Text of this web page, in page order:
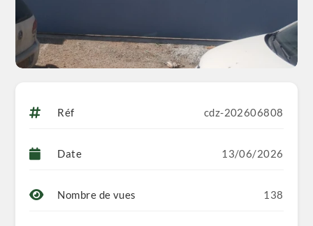
Réf cdz-202606808
Date 13/06/2026
Nombre de vues 138